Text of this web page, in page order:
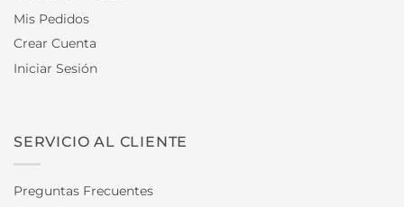
Mis Pedidos
Crear Cuenta
Iniciar Sesión
SERVICIO AL CLIENTE
Preguntas Frecuentes